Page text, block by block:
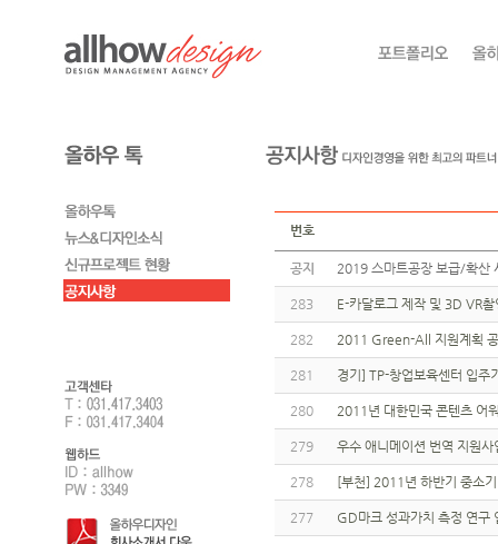
번호
공지 2019 스마트공장 보급/확
283 E-카달로그 제작 및 3D VR
282 2011 Green-All 지원계획
281 경기] TP-창업보육센터 입주
280 2011년 대한민국 콘텐츠 어
279 우수 애니메이션 번역 지원
278 [부천] 2011년 하반기 중소
277 GD마크 성과가치 측정 연구